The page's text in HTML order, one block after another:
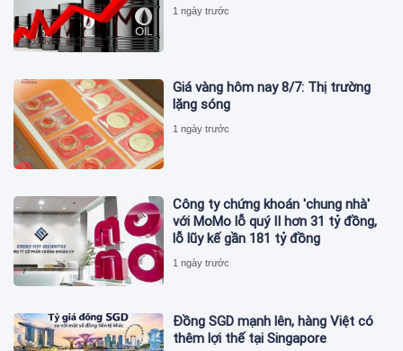
1 ngày trước
Giá vàng hôm nay 8/7: Thị trường
lặng sóng
1 ngày trước
Công ty chứng khoán 'chung nhà'
với MoMo lỗ quý II hơn 31 tỷ đồng,
lỗ lũy kế gần 181 tỷ đồng
1 ngày trước
Đồng SGD mạnh lên, hàng Việt có
thêm lợi thế tại Singapore